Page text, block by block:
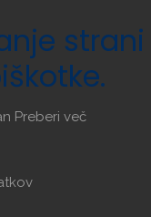
strani
Preberi več